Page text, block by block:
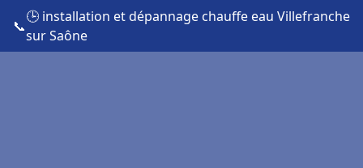
📞
🕒 installation et dépannage chauffe eau Villefranche
sur Saône